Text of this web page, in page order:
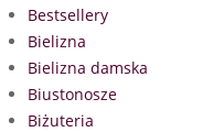
Bestsellery
Bielizna
Bielizna damska
Biustonosze
Biżuteria